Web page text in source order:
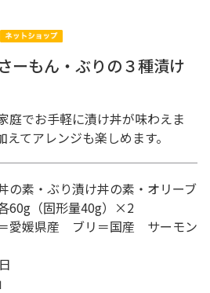
ーもん・ぶりの３種漬け
庭でお手軽に漬け丼が味わえま
てアレンジも楽しめます。
素・ぶり漬け丼の素・オリーブ
60g（固形量40g）×2
愛媛県産 ブリ＝国産 サーモン